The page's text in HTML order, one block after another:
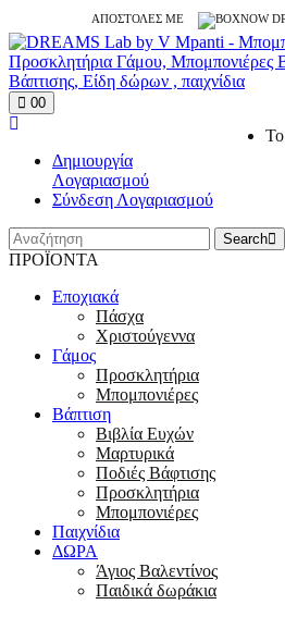
ΑΠΟΣΤΟΛΕΣ ΜΕ
00
Το
Δημιουργία
Λογαριασμού
Σύνδεση Λογαριασμού
Search
ΠΡΟΪΟΝΤΑ
Εποχιακά
Πάσχα
Χριστούγεννα
Γάμος
Προσκλητήρια
Μπομπονιέρες
Βάπτιση
Βιβλία Ευχών
Μαρτυρικά
Ποδιές Βάφτισης
Προσκλητήρια
Μπομπονιέρες
Παιχνίδια
ΔΩΡΑ
Άγιος Βαλεντίνος
Παιδικά δωράκια